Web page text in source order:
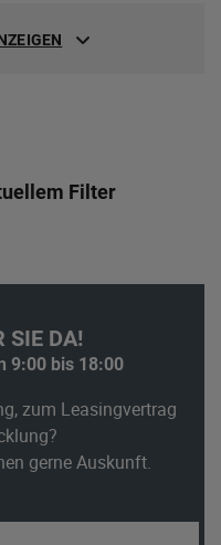
Filter
SIE DA!
9:00 bis 18:00
zum Leasingvertrag
gerne Auskunft.